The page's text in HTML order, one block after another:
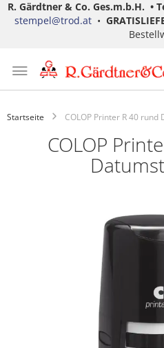
R. Gärdtner & Co. Ges.m.b.H. •
stempel@trod.at •
Startseite COLOP Printer R 40 rund
COLOP